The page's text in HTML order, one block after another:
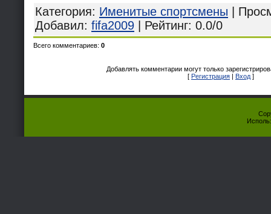
Категория: Именитые спортсмены
Добавил: fifa2009 Рейтинг: 0.0/0
Всего комментариев: 0
Добавлять комментарии могут только
[ Регистрация | Вход ]